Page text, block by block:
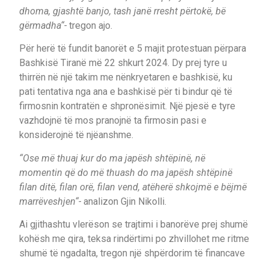
dhoma, gjashtë banjo, tash janë rresht përtokë, bë
gërmadha“- tregon ajo.
Për herë të fundit banorët e 5 majit protestuan përpara
Bashkisë Tiranë më 22 shkurt 2024. Dy prej tyre u
thirrën në një takim me nënkryetaren e bashkisë, ku
pati tentativa nga ana e bashkisë për ti bindur që të
firmosnin kontratën e shpronësimit. Një pjesë e tyre
vazhdojnë të mos pranojnë ta firmosin pasi e
konsiderojnë të njëanshme.
“Ose më thuaj kur do ma japësh shtëpinë, në
momentin që do më thuash do ma japësh shtëpinë
filan ditë, filan orë, filan vend, atëherë shkojmë e bëjmë
marrëveshjen“- analizon Gjin Nikolli.
Ai gjithashtu vlerëson se trajtimi i banorëve prej shumë
kohësh me qira, teksa rindërtimi po zhvillohet me ritme
shumë të ngadalta, tregon një shpërdorim të financave